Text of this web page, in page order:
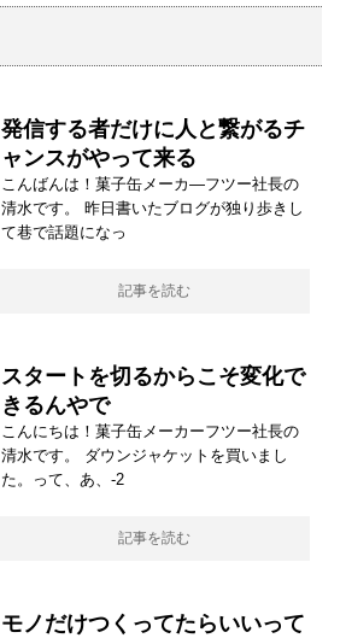
発信する者だけに人と繋がるチ
ャンスがやって来る
こんばんは！菓子缶メーカ―フツー社長の
清水です。 昨日書いたブログが独り歩きし
て巷で話題になっ
記事を読む
スタートを切るからこそ変化で
きるんやで
こんにちは！菓子缶メーカーフツー社長の
清水です。 ダウンジャケットを買いまし
た。って、あ、-2
記事を読む
モノだけつくってたらいいって